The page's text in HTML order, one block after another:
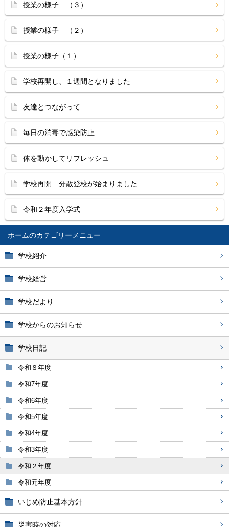
ホーム
学校紹介
学校経営
学校だより
学校からのお知らせ
学校日記
令和８年度
令和7年度
令和6年度
令和5年度
令和4年度
令和3年度
令和２年度
令和元年度
いじめ防止基本方針
災害時の対応
授業の様子 （３）
授業の様子 （２）
授業の様子（１）
学校再開し、１週間となりました
友達とつながって
毎日の消毒で感染防止
体を動かしてリフレッシュ
学校再開 分散登校が始まりました
令和２年度入学式